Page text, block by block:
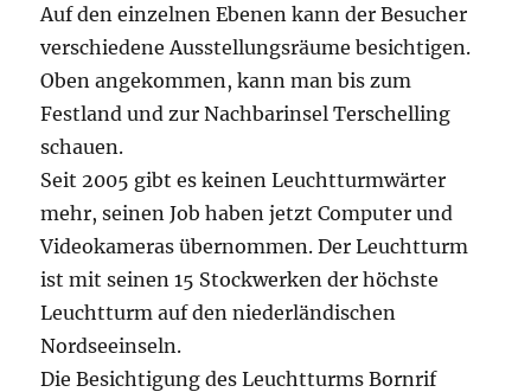
Auf den einzelnen Ebenen kann der Besucher
verschiedene Ausstellungsräume besichtigen.
Oben angekommen, kann man bis zum
Festland und zur Nachbarinsel Terschelling
schauen.
Seit 2005 gibt es keinen Leuchtturmwärter
mehr, seinen Job haben jetzt Computer und
Videokameras übernommen. Der Leuchtturm
ist mit seinen 15 Stockwerken der höchste
Leuchtturm auf den niederländischen
Nordseeinseln.
Die Besichtigung des Leuchtturms Bornrif